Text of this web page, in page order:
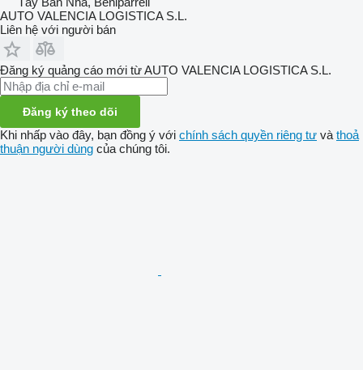
AUTO VALENCIA LOGISTICA S.L.
Liên hệ với người bán
Đăng ký quảng cáo mới từ AUTO VALENCIA LOGISTICA S.L.
Đăng ký theo dõi
Khi nhấp vào đây, bạn đồng ý với chính sách quyền riêng tư và thoả
thuận người dùng của chúng tôi.